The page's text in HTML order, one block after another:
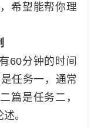
希望能帮你理
60分钟的时间
任务一，通常
篇是任务二，
。